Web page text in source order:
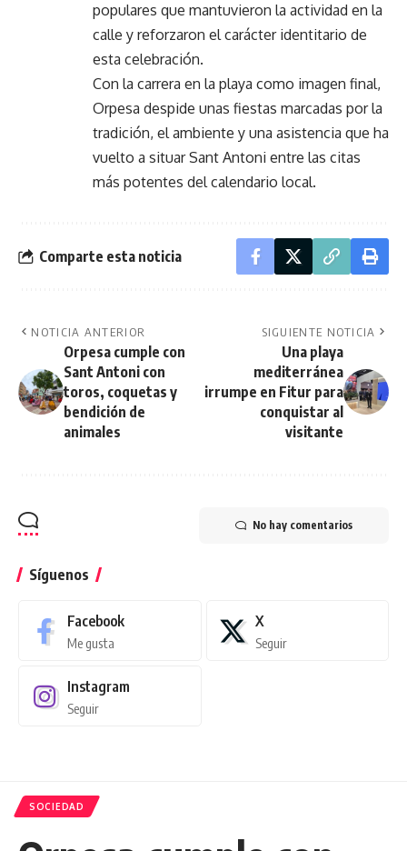
populares que mantuvieron la actividad en la
calle y reforzaron el carácter identitario de
esta celebración.
Con la carrera en la playa como imagen final,
Orpesa despide unas fiestas marcadas por la
tradición, el ambiente y una asistencia que ha
vuelto a situar Sant Antoni entre las citas
más potentes del calendario local.
Comparte esta noticia
NOTICIA ANTERIOR
Orpesa cumple con
Sant Antoni con
toros, coquetas y
bendición de
animales
SIGUIENTE NOTICIA
Una playa
mediterránea
irrumpe en Fitur para
conquistar al
visitante
No hay comentarios
Síguenos
Facebook
Me gusta
X
Seguir
Instagram
Seguir
SOCIEDAD